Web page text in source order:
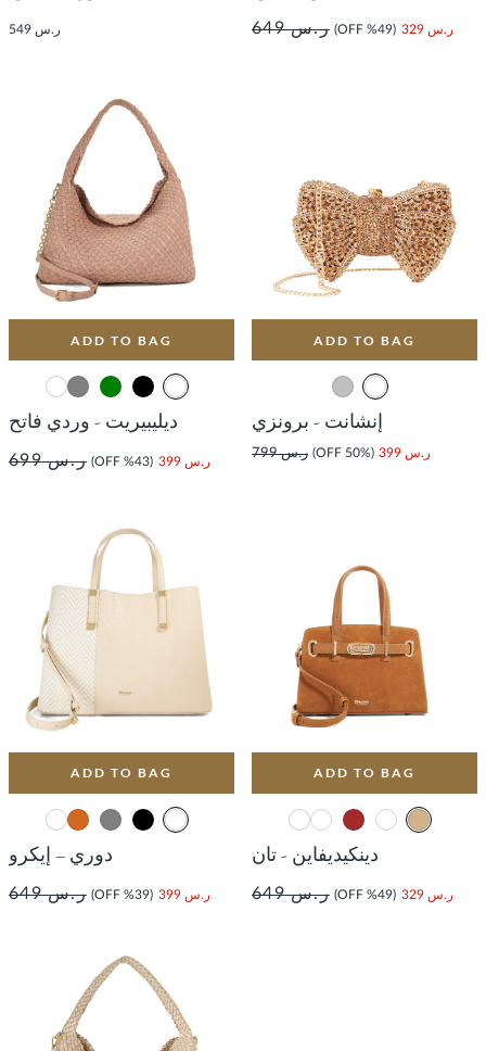
ر.س 329 (49% OFF) ر.س 649 ر.س 549
ADD TO BAG
إنشانت - برونزي
ر.س 399 (50% OFF) ر.س 799
ADD TO BAG
ديليبيريت - وردي فاتح
ر.س 399 (43% OFF) ر.س 699
ADD TO BAG
دينكيديفاين - تان
ر.س 329 (49% OFF) ر.س 649
ADD TO BAG
دوري – إيكرو
ر.س 399 (39% OFF) ر.س 649